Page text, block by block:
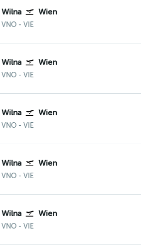
Wilna Wien
VNO Wilna Vilnius
- VIE
Wilna Wien
VNO Wilna Vilnius
- VIE
Wilna Wien
VNO Wilna Vilnius
- VIE
Wilna Wien
VNO Wilna Vilnius
- VIE
Wilna Wien
VNO Wilna Vilnius
- VIE